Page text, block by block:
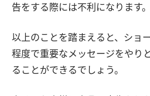
告をする際には不利になります。
以上のことを踏まえると、ショ
程度で重要なメッセージをやり
ることができるでしょう。